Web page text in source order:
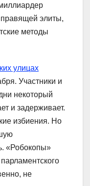
элиты,
методы
улицах
Участники и
некоторый
и задерживает.
избиения. Но
«Робокопы»
не